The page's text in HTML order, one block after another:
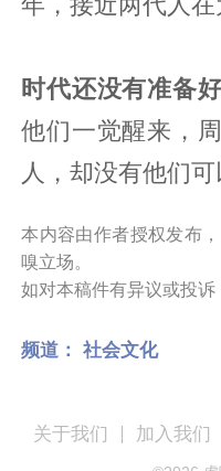
年，接近两代人在
时代还没有准备
他们一觉醒来，
人，却没有他们可
本内容由作者授权发布
嗅立场。
如对本稿件有异议或投诉
频道： 社会文化
关于我们 加入我们